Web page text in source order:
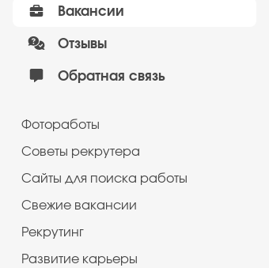
Вакансии
Отзывы
Обратная связь
Фотоработы
Советы рекрутера
Сайты для поиска работы
Cвежие вакансии
Рекрутинг
Развитие карьеры